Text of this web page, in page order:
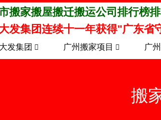
搬家搬屋搬迁搬运公司排行榜
发集团连续十一年获得"广东省
发集团 广州搬家项目 广
搬